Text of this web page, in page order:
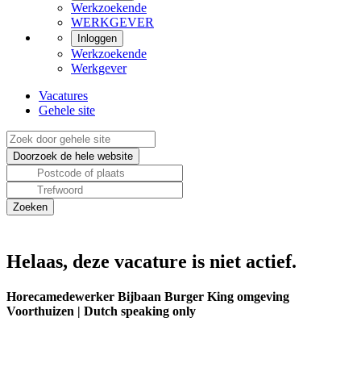
Werkzoekende
WERKGEVER
Inloggen
Werkzoekende
Werkgever
Vacatures
Gehele site
Helaas, deze vacature is niet actief.
Horecamedewerker Bijbaan Burger King omgeving
Voorthuizen | Dutch speaking only